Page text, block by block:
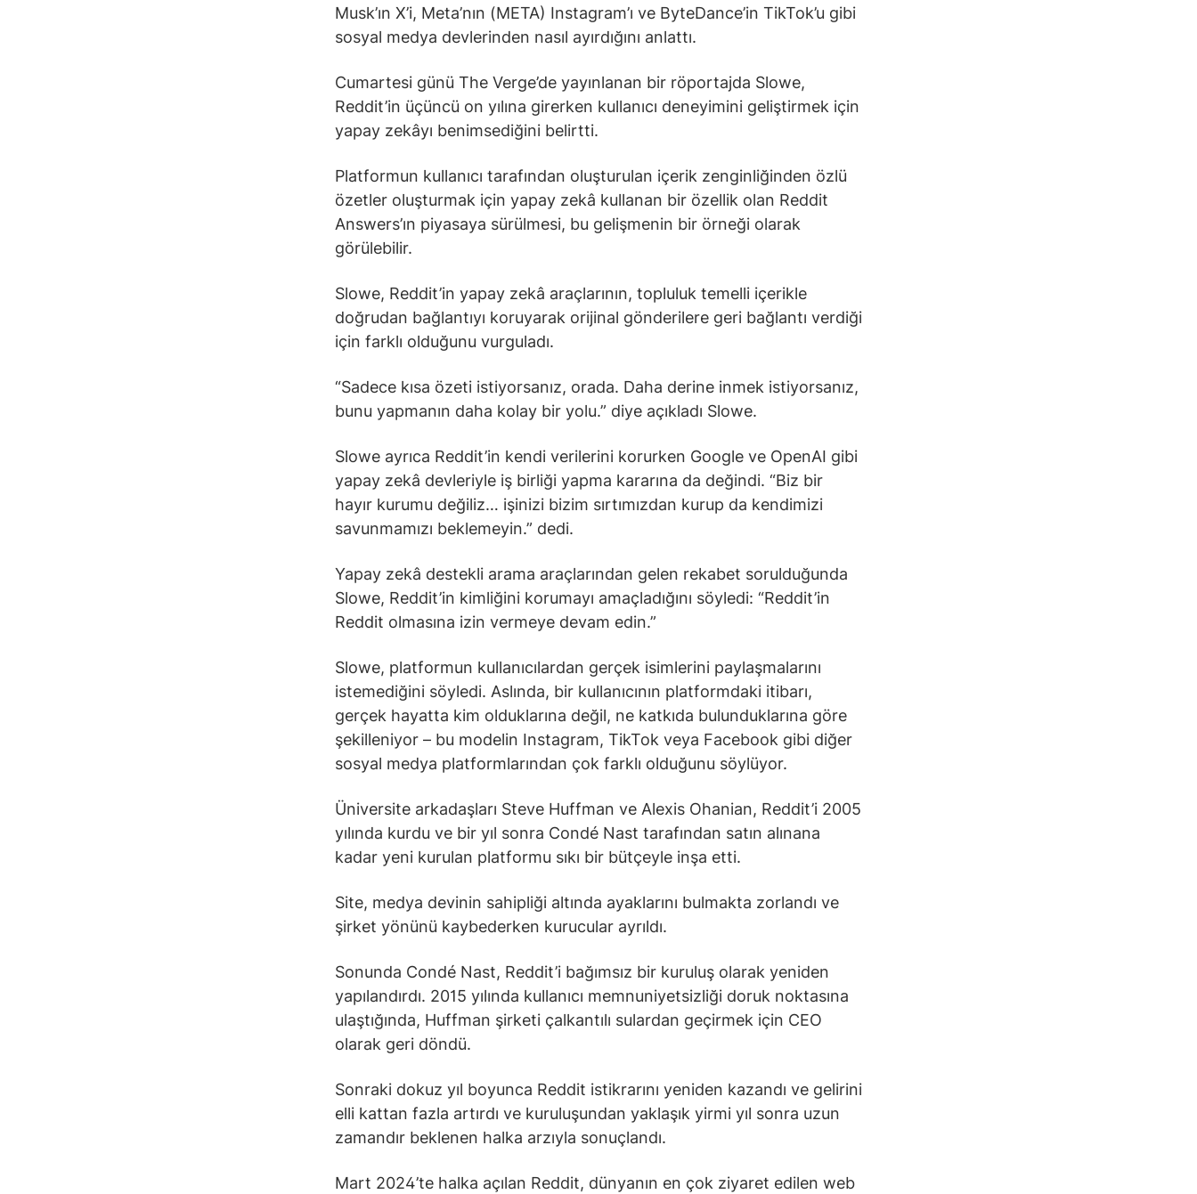
Musk’ın X’i, Meta’nın (META) Instagram’ı ve ByteDance’in TikTok’u gibi
sosyal medya devlerinden nasıl ayırdığını anlattı.
Cumartesi günü The Verge’de yayınlanan bir röportajda Slowe,
Reddit’in üçüncü on yılına girerken kullanıcı deneyimini geliştirmek için
yapay zekâyı benimsediğini belirtti.
Platformun kullanıcı tarafından oluşturulan içerik zenginliğinden özlü
özetler oluşturmak için yapay zekâ kullanan bir özellik olan Reddit
Answers’ın piyasaya sürülmesi, bu gelişmenin bir örneği olarak
görülebilir.
Slowe, Reddit’in yapay zekâ araçlarının, topluluk temelli içerikle
doğrudan bağlantıyı koruyarak orijinal gönderilere geri bağlantı verdiği
için farklı olduğunu vurguladı.
“Sadece kısa özeti istiyorsanız, orada. Daha derine inmek istiyorsanız,
bunu yapmanın daha kolay bir yolu.” diye açıkladı Slowe.
Slowe ayrıca Reddit’in kendi verilerini korurken Google ve OpenAI gibi
yapay zekâ devleriyle iş birliği yapma kararına da değindi. “Biz bir
hayır kurumu değiliz… işinizi bizim sırtımızdan kurup da kendimizi
savunmamızı beklemeyin.” dedi.
Yapay zekâ destekli arama araçlarından gelen rekabet sorulduğunda
Slowe, Reddit’in kimliğini korumayı amaçladığını söyledi: “Reddit’in
Reddit olmasına izin vermeye devam edin.”
Slowe, platformun kullanıcılardan gerçek isimlerini paylaşmalarını
istemediğini söyledi. Aslında, bir kullanıcının platformdaki itibarı,
gerçek hayatta kim olduklarına değil, ne katkıda bulunduklarına göre
şekilleniyor – bu modelin Instagram, TikTok veya Facebook gibi diğer
sosyal medya platformlarından çok farklı olduğunu söylüyor.
Üniversite arkadaşları Steve Huffman ve Alexis Ohanian, Reddit’i 2005
yılında kurdu ve bir yıl sonra Condé Nast tarafından satın alınana
kadar yeni kurulan platformu sıkı bir bütçeyle inşa etti.
Site, medya devinin sahipliği altında ayaklarını bulmakta zorlandı ve
şirket yönünü kaybederken kurucular ayrıldı.
Sonunda Condé Nast, Reddit’i bağımsız bir kuruluş olarak yeniden
yapılandırdı. 2015 yılında kullanıcı memnuniyetsizliği doruk noktasına
ulaştığında, Huffman şirketi çalkantılı sulardan geçirmek için CEO
olarak geri döndü.
Sonraki dokuz yıl boyunca Reddit istikrarını yeniden kazandı ve gelirini
elli kattan fazla artırdı ve kuruluşundan yaklaşık yirmi yıl sonra uzun
zamandır beklenen halka arzıyla sonuçlandı.
Mart 2024’te halka açılan Reddit, dünyanın en çok ziyaret edilen web